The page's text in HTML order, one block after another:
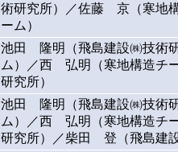
術研究所）／佐藤 京（寒地
ーム）
池田 隆明（飛島建設㈱技術
ム）／西 弘明（寒地構造チ
研究所）
池田 隆明（飛島建設㈱技術
ム）／西 弘明（寒地構造チ
研究所）／柴田 登（飛島建設